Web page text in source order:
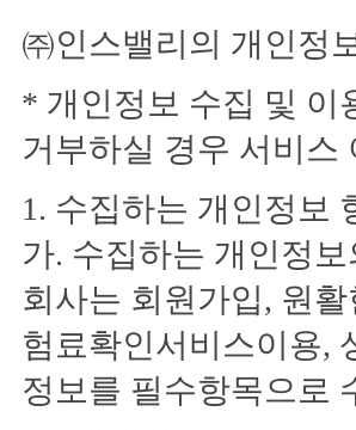
㈜인스밸리의 개인정
* 개인정보 수집 및 이
거부하실 경우 서비스
1. 수집하는 개인정보
가. 수집하는 개인정보
회사는 회원가입, 원
험료확인서비스이용,
정보를 필수항목으로